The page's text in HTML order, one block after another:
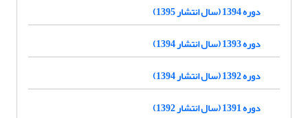
دوره 1394 (سال انتشار 1395)
دوره 1393 (سال انتشار 1394)
دوره 1392 (سال انتشار 1394)
دوره 1391 (سال انتشار 1392)